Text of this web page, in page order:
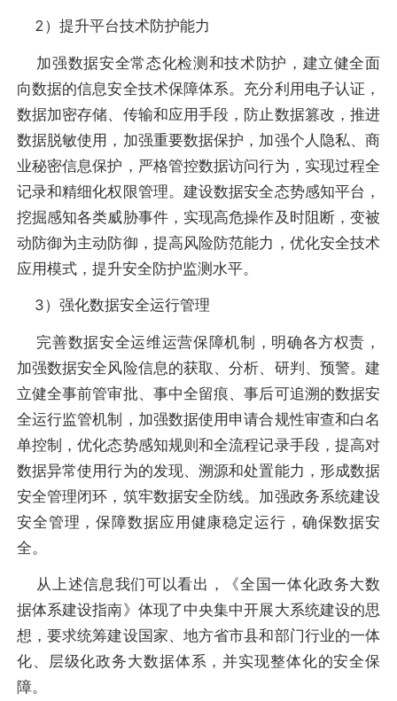
2）提升平台技术防护能力
加强数据安全常态化检测和技术防护，建立健全面
向数据的信息安全技术保障体系。充分利用电子认证，
数据加密存储、传输和应用手段，防止数据篡改，推进
数据脱敏使用，加强重要数据保护，加强个人隐私、商
业秘密信息保护，严格管控数据访问行为，实现过程全
记录和精细化权限管理。建设数据安全态势感知平台，
挖掘感知各类威胁事件，实现高危操作及时阻断，变被
动防御为主动防御，提高风险防范能力，优化安全技术
应用模式，提升安全防护监测水平。
3）强化数据安全运行管理
完善数据安全运维运营保障机制，明确各方权责，
加强数据安全风险信息的获取、分析、研判、预警。建
立健全事前管审批、事中全留痕、事后可追溯的数据安
全运行监管机制，加强数据使用申请合规性审查和白名
单控制，优化态势感知规则和全流程记录手段，提高对
数据异常使用行为的发现、溯源和处置能力，形成数据
安全管理闭环，筑牢数据安全防线。加强政务系统建设
安全管理，保障数据应用健康稳定运行，确保数据安
全。
从上述信息我们可以看出，《全国一体化政务大数
据体系建设指南》体现了中央集中开展大系统建设的思
想，要求统筹建设国家、地方省市县和部门行业的一体
化、层级化政务大数据体系，并实现整体化的安全保
障。